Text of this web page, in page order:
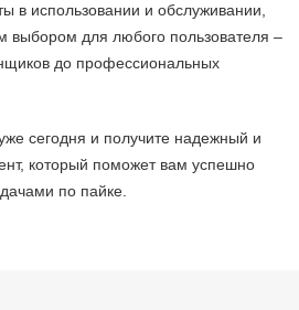
в использовании и обслуживании,
выбором для любого пользователя –
до профессиональных
сегодня и получите надежный и
который поможет вам успешно
по пайке.